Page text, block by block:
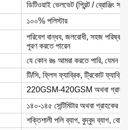
ডিটিওয়াই ভেলভেট (প্রিন্ট / ব্রোঞ্জিং সহ)
১০০% পলিস্টার
পরিবেশ বান্ধব, জলরোধী, সহজ
পূরণ করতে পারেন
যে কোন রঙ আমরা করতে পারি, যেমন
টি/সি, ফ্লিস ফ্যাব্রিক, ট্রিকোট
220GSM-420GSM অথবা
১৪০-১৪৫ সেন্টিমিটার অথবা গ্রাহকের
শক্তিশালী পলি ব্যাগ, বুদ্বুদ ব্যাগ, বোনা